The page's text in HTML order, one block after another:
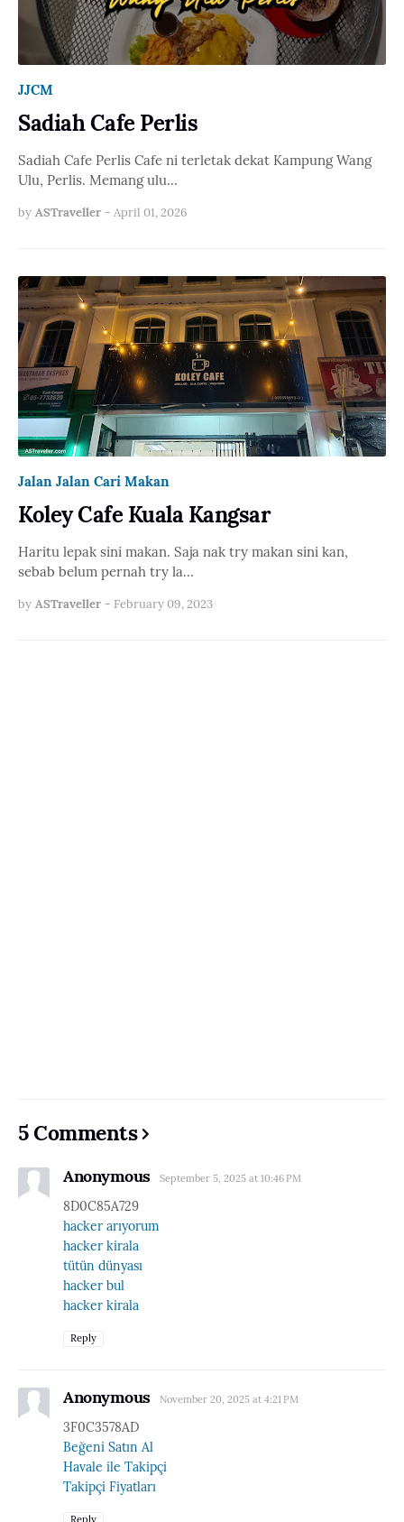
JJCM
Sadiah Cafe Perlis
Sadiah Cafe Perlis Cafe ni terletak dekat Kampung Wang
Ulu, Perlis. Memang ulu…
by ASTraveller - April 01, 2026
Jalan Jalan Cari Makan
Koley Cafe Kuala Kangsar
Haritu lepak sini makan. Saja nak try makan sini kan,
sebab belum pernah try la…
by ASTraveller - February 09, 2023
5 Comments
Anonymous September 5, 2025 at 10:46 PM
8D0C85A729
hacker arıyorum
hacker kirala
tütün dünyası
hacker bul
hacker kirala
Reply
Anonymous November 20, 2025 at 4:21 PM
3F0C3578AD
Beğeni Satın Al
Havale ile Takipçi
Takipçi Fiyatları